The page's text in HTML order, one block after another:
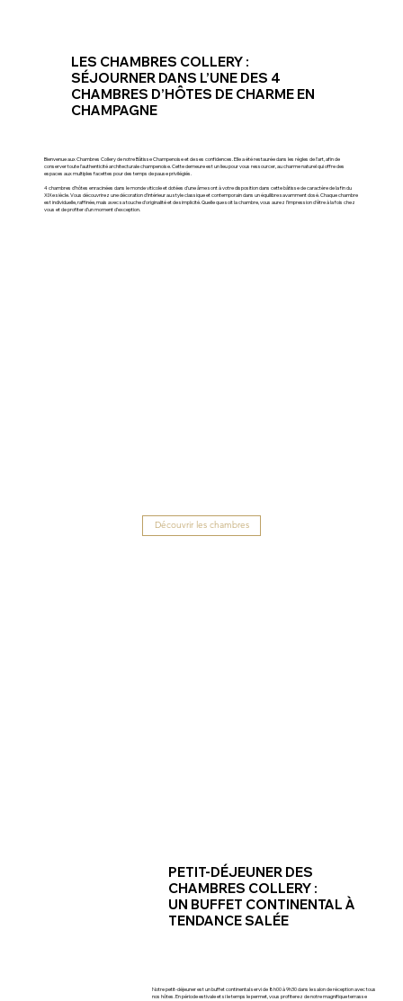
LES CHAMBRES COLLERY :
SÉJOURNER DANS L’UNE DES 4
CHAMBRES D’HÔTES DE CHARME EN
CHAMPAGNE
Bienvenue aux Chambres Collery de notre Bâtisse Champenoise et de ses confidences. Elle a été restaurée dans les règles de l’art, afin de
conserver toute l’authenticité architecturale champenoise. Cette demeure est un lieu pour vous ressourcer, au charme naturel qui offre des
espaces aux multiples facettes pour des temps de pause privilégiés.
4 chambres d’hôtes enracinées dans le monde viticole et dotées d’une âme sont à votre disposition dans cette bâtisse de caractère de la fin du
XIXe siècle. Vous découvrirez une décoration d’intérieur au style classique et contemporain dans un équilibre savamment dosé. Chaque chambre
est individuelle, raffinée, mais avec sa touche d’originalité et de simplicité. Quelle que soit la chambre, vous aurez l’impression d’être à la fois chez
vous et de profiter d’un moment d’exception.
Découvrir les chambres
PETIT-DÉJEUNER DES
CHAMBRES COLLERY :
UN BUFFET CONTINENTAL À
TENDANCE SALÉE
Notre petit-déjeuner est un buffet continental servi de 8h00 à 9h30 dans le salon de réception avec tous
nos hôtes. En période estivale et si le temps le permet, vous profiterez de notre magnifique terrasse